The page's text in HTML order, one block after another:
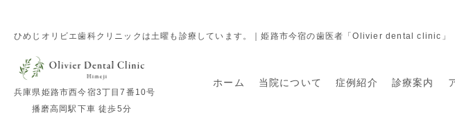
ひめじオリビエ歯科クリニックは土曜も診療しています。｜姫路市今宿の歯医者「Olivier dental clinic」
兵庫県姫路市西今宿3丁目7番10号
播磨高岡駅下車 徒歩5分
ホーム 当院について 症例紹介 診療案内